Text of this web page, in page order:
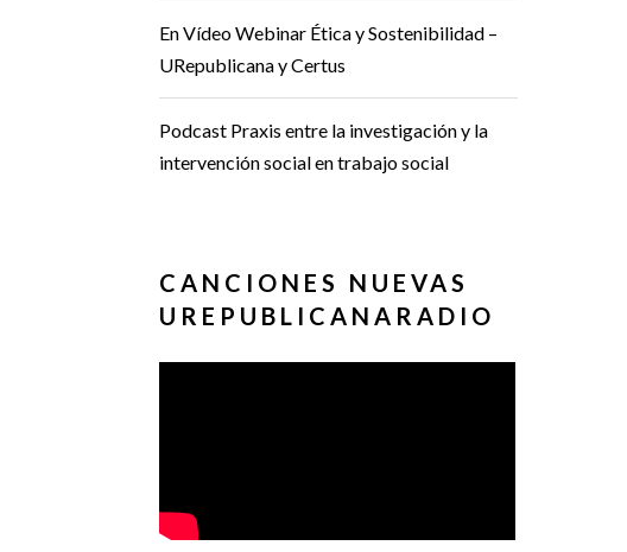
En Vídeo Webinar Ética y Sostenibilidad –
URepublicana y Certus
Podcast Praxis entre la investigación y la
intervención social en trabajo social
CANCIONES NUEVAS
UREPUBLICANARADIO